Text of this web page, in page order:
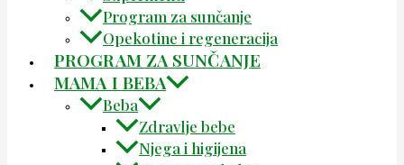
Program za sunčanje
Opekotine i regeneracija
PROGRAM ZA SUNČANJE
MAMA I BEBA
Beba
Zdravlje bebe
Njega i higijena